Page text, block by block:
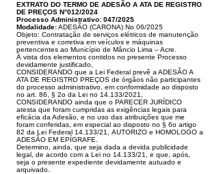
EXTRATO DO TERMO DE ADESÃO A ATA DE REGISTRO
DE PREÇOS N°012/2024
Processo Administrativo: 047/2025
Modalidade:ADESÃO (CARONA) No 06/2025
Objeto: Contratação de serviços elétricos de manutenção
preventiva e corretiva em veículos e máquinas
pertencentes ao Município de Mâncio Lima – Acre.
À vista dos elementos contidos no presente Processo
devidamente justificado,
CONSIDERANDO que a Lei Federal prevê a ADESÃO A
ATA DE REGISTRO PREÇOS de órgãos não participantes
do processo administrativo, em conformidade ao disposto
no art. 86, § 2o da Lei no 14.133/2021,
CONSIDERANDO ainda que o PARECER JURÍDICO
atesta que foram cumpridas as exigências legais para
eficácia da Adesão, e no uso das atribuições que me
foram conferidas, em especial ao disposto no § 6o artigo
82 da Lei Federal 14.133/21, AUTORIZO e HOMOLOGO a
ADESÃO EM EPÍGRAFE.
Determino, ainda, que seja dada a devida publicidade
legal, de acordo com a Lei no 14.133/21, e que, após,
seja o presente expediente devidamente autuado e
arquivado.